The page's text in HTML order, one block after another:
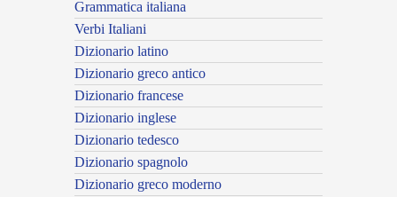
Grammatica italiana
Verbi Italiani
Dizionario latino
Dizionario greco antico
Dizionario francese
Dizionario inglese
Dizionario tedesco
Dizionario spagnolo
Dizionario greco moderno